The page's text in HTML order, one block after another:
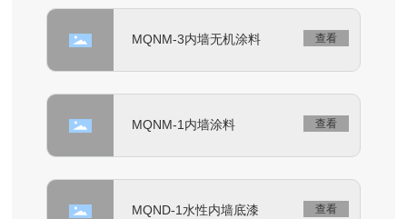
MQNM-3内墙无机涂料 查看
MQNM-1内墙涂料 查看
MQND-1水性内墙底漆 查看